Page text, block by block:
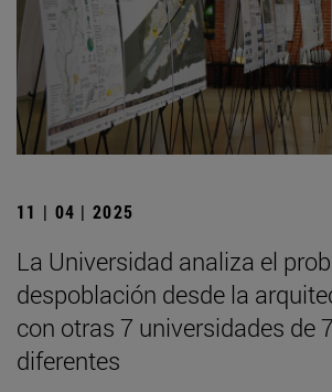
11 | 04 | 2025
La Universidad analiza el
despoblación desde la
con otras 7 universidades de
diferentes